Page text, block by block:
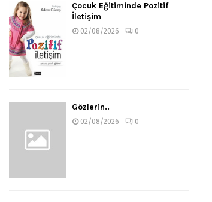
Çocuk Eğitiminde Pozitif
İletişim
02/08/2026 0
Gözlerin..
02/08/2026 0